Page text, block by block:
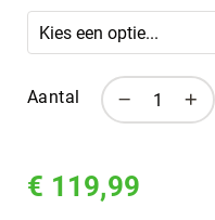
Aantal
€ 119,99